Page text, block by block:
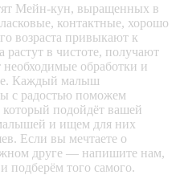
Мейн-кун, выращенных в
контактные, хорошо
возраста привыкают к
в чистоте, получают
необходимые обработки и
Каждый малыш
с радостью поможем
который подойдёт вашей
и ищем для них
Если вы мечтаете о
друге — напишите нам,
подберём того самого.